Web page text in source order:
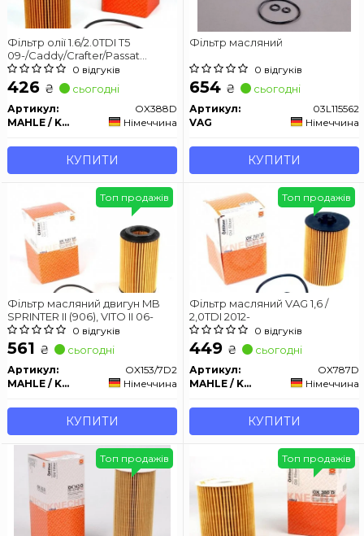
Фільтр олії 1.6/2.0TDI T5
09-/Caddy/Crafter/Passat
10-/Golf 06-/ KNECHT OX388D
0 відгуків
426 ₴ сьогодні
Артикул:
OX388D
MAHLE / KNECHT
Німеччина
КУПИТИ
Фільтр масляний
0 відгуків
654 ₴ сьогодні
Артикул:
03L115562
VAG
Німеччина
КУПИТИ
Фільтр масляний двигун MB
SPRINTER II (906), VITO II 06-
0 відгуків
561 ₴ сьогодні
Артикул:
OX153/7D2
MAHLE / KNECHT
Німеччина
КУПИТИ
Топ продажів
Фільтр масляний VAG 1,6 /
2,0TDI 2012-
0 відгуків
449 ₴ сьогодні
Артикул:
OX787D
MAHLE / KNECHT
Німеччина
КУПИТИ
Топ продажів
Топ продажів Топ продажів